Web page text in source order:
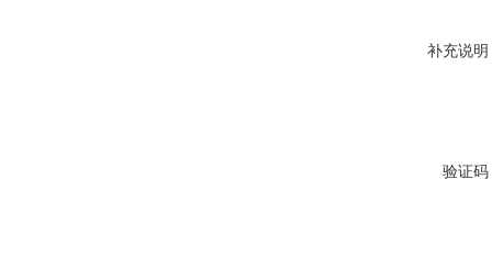
补充说明
验证码